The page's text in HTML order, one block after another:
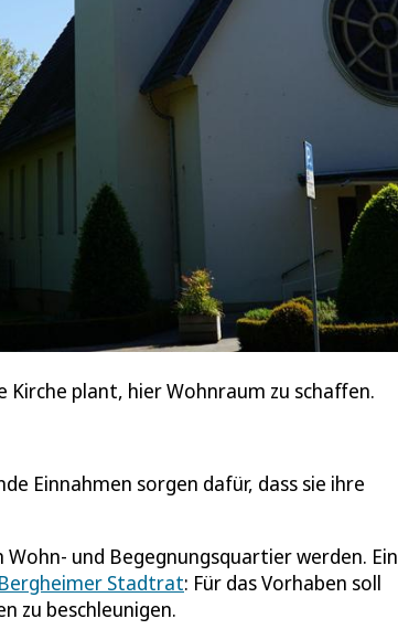
plant, hier Wohnraum zu schaffen.
Einnahmen sorgen dafür, dass sie ihre
und Begegnungsquartier werden. Ein
Bergheimer Stadtrat: Für das Vorhaben soll
zu beschleunigen.